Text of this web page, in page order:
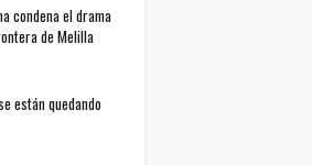
condena el drama
de Melilla
están quedando